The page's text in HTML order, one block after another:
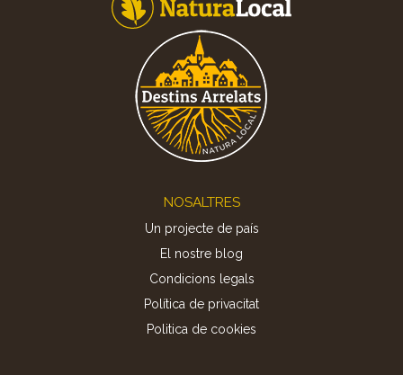
NOSALTRES
Un projecte de país
El nostre blog
Condicions legals
Política de privacitat
Politica de cookies